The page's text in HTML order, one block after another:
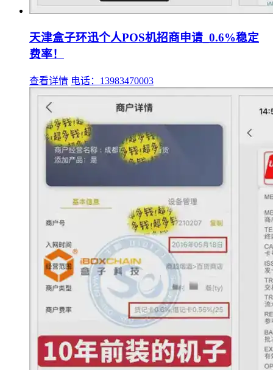
天津盒子环迅个人POS机招商申请_0.6%稳定
费率！
查看详情 电话：13983470003